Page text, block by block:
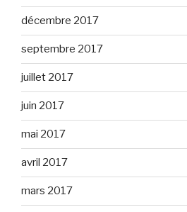
décembre 2017
septembre 2017
juillet 2017
juin 2017
mai 2017
avril 2017
mars 2017